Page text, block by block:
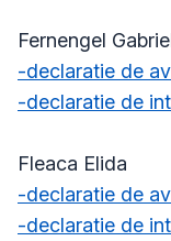
Fernengel
-declaratie de
-declaratie de
Fleaca Elida
-declaratie de
-declaratie de